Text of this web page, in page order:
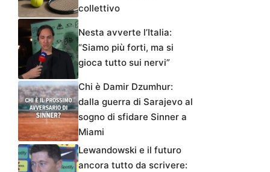
collettivo
Nesta avverte l’Italia:
“Siamo più forti, ma si
gioca tutto sui nervi”
Chi è Damir Dzumhur:
dalla guerra di Sarajevo al
sogno di sfidare Sinner a
Miami
Lewandowski e il futuro
ancora tutto da scrivere: